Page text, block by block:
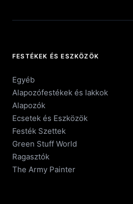
FESTÉKEK ÉS ESZKÖZÖK
Egyéb
Alapozófestékek és lakkok
Alapozók
Ecsetek és Eszközök
Festék Szettek
Green Stuff World
Ragasztók
The Army Painter